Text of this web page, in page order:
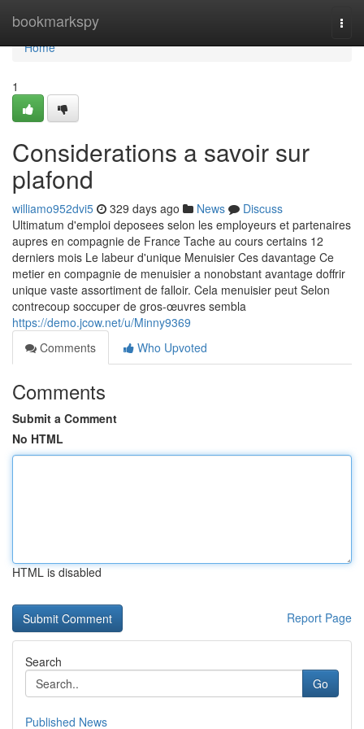
bookmarkspy
Home
Home
1
Considerations a savoir sur
plafond
williamo952dvi5 329 days ago News
Discuss
Ultimatum d'emploi deposees selon les employeurs et partenaires
aupres en compagnie de France Tache au cours certains 12
derniers mois Le labeur d'unique Menuisier Ces davantage Ce
metier en compagnie de menuisier a nonobstant avantage doffrir
unique vaste assortiment de falloir. Cela menuisier peut Selon
contrecoup soccuper de gros-œuvres sembla
https://demo.jcow.net/u/Minny9369
Comments
Who Upvoted
Comments
Submit a Comment
No HTML
HTML is disabled
Report Page
Search
Go
Published News